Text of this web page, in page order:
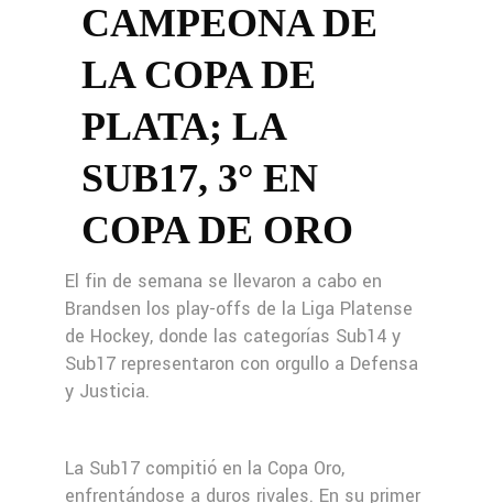
CAMPEONA DE
LA COPA DE
PLATA; LA
SUB17, 3° EN
COPA DE ORO
El fin de semana se llevaron a cabo en
Brandsen los play-offs de la Liga Platense
de Hockey, donde las categorías Sub14 y
Sub17 representaron con orgullo a Defensa
y Justicia.
La Sub17 compitió en la Copa Oro,
enfrentándose a duros rivales. En su primer